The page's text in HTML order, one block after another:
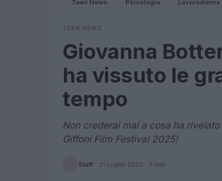
Teen News Psicologia Lavorodonna
TEEN NEWS
Giovanna
ha vissuto le
tempo
Non crederai mai a cosa ha
Giffoni Film Festival 2025!
Staff · 21 Luglio 2025 · 3 min